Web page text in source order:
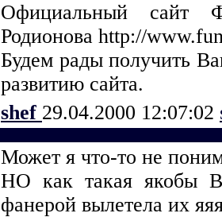
Официальный сайт
Родионова http://
Будем рады получить
развитию сайта.
shef 29.04.2000 12:07:02
Может я что-то не
НО как такая
фанерой вылетела их